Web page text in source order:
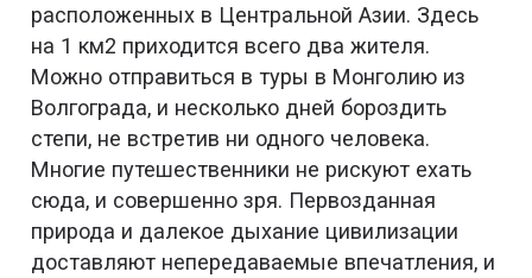
расположенных в Центральной Азии. Здесь
на 1 км2 приходится всего два жителя.
Можно отправиться в туры в Монголию из
Волгограда, и несколько дней бороздить
степи, не встретив ни одного человека.
Многие путешественники не рискуют ехать
сюда, и совершенно зря. Первозданная
природа и далекое дыхание цивилизации
доставляют непередаваемые впечатления, и